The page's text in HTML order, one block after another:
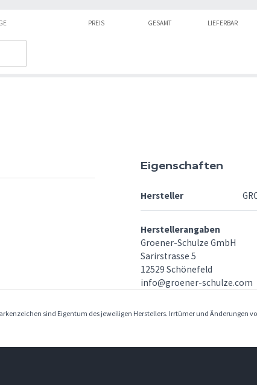
PREIS GESAMT LIEFERBAR
Eigenschaften
Hersteller
Herstellerangaben
Groener-Schulze GmbH
Sarirstrasse 5
12529 Schönefeld
info@groener-schulze.com
sind Eigentum des jeweiligen Herstellers. Irrtümer und Änderungen